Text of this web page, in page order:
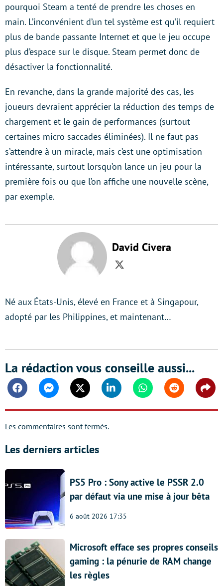
pourquoi Steam a tenté de prendre les choses en
main. L’inconvénient d’un tel système est qu’il requiert
plus de bande passante Internet et que le jeu occupe
plus d’espace sur le disque. Steam permet donc de
désactiver la fonctionnalité.
En revanche, dans la grande majorité des cas, les
joueurs devraient apprécier la réduction des temps de
chargement et le gain de performances (surtout
certaines micro saccades éliminées). Il ne faut pas
s’attendre à un miracle, mais c’est une optimisation
intéressante, surtout lorsqu’on lance un jeu pour la
première fois ou que l’on affiche une nouvelle scène,
par exemple.
David Civera
Twitter
Né aux États-Unis, élevé en France et à Singapour,
adopté par les Philippines, et maintenant…
La rédaction vous conseille aussi...
FacebookMessengerTwitter Linkedin WhatsappReddit
Les commentaires sont fermés.
Les derniers articles
PS5 Pro : Sony active le PSSR 2.0
par défaut via une mise à jour bêta
6 août 2026 17:35
Microsoft efface ses propres conseils
gaming : la pénurie de RAM change
les règles